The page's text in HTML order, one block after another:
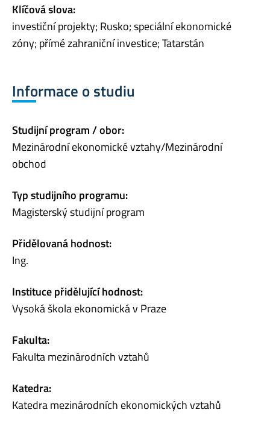
Klíčová slova:
investiční projekty; Rusko; speciální ekonomické
zóny; přímé zahraniční investice; Tatarstán
Informace o studiu
Studijní program / obor:
Mezinárodní ekonomické vztahy/Mezinárodní
obchod
Typ studijního programu:
Magisterský studijní program
Přidělovaná hodnost:
Ing.
Instituce přidělující hodnost:
Vysoká škola ekonomická v Praze
Fakulta:
Fakulta mezinárodních vztahů
Katedra:
Katedra mezinárodních ekonomických vztahů